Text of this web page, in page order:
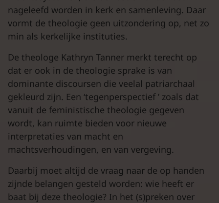
nageleefd worden in kerk en samenleving. Daar
vormt de theologie geen uitzondering op, net zo
min als kerkelijke instituties.
De theologe Kathryn Tanner merkt terecht op
dat er ook in de theologie sprake is van
dominante discoursen die veelal patriarchaal
gekleurd zijn. Een ‘tegenperspectief ’ zoals dat
vanuit de feministische theologie gegeven
wordt, kan ruimte bieden voor nieuwe
interpretaties van macht en
machtsverhoudingen, en van vergeving.
Daarbij moet altijd de vraag naar de op handen
zijnde belangen gesteld worden: wie heeft er
baat bij deze theologie? In het (s)preken over